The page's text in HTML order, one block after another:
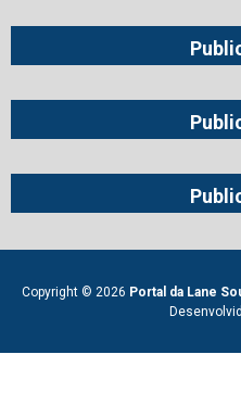
Copyright © 2026 Portal da Lane